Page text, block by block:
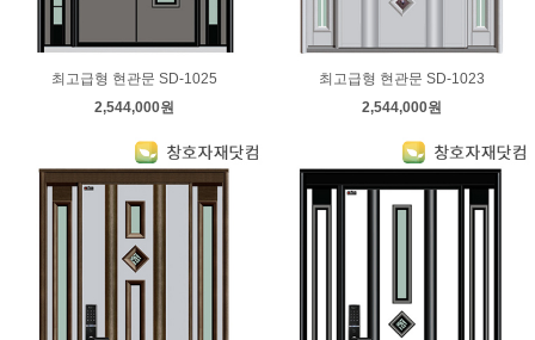
최고급형 현관문 SD-1025
2,544,000원
최고급형 현관문 SD-1023
2,544,000원